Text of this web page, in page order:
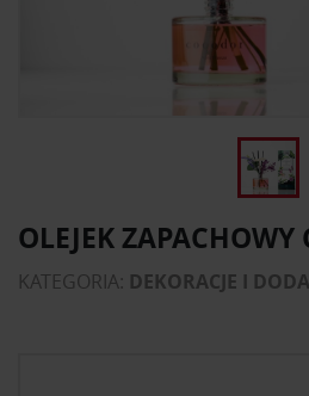
OLEJEK ZAPACHOWY
KATEGORIA: DEKORACJE I